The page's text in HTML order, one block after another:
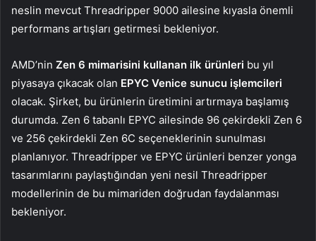
neslin mevcut Threadripper 9000 ailesine kıyasla önemli
performans artışları getirmesi bekleniyor.
AMD’nin Zen 6 mimarisini kullanan ilk ürünleri bu yıl
piyasaya çıkacak olan EPYC Venice sunucu işlemcileri
olacak. Şirket, bu ürünlerin üretimini artırmaya başlamış
durumda. Zen 6 tabanlı EPYC ailesinde 96 çekirdekli Zen 6
ve 256 çekirdekli Zen 6C seçeneklerinin sunulması
planlanıyor. Threadripper ve EPYC ürünleri benzer yonga
tasarımlarını paylaştığından yeni nesil Threadripper
modellerinin de bu mimariden doğrudan faydalanması
bekleniyor.